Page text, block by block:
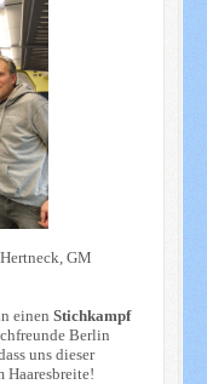
GM
einen Stichkampf
Berlin
uns dieser
Haaresbreite!